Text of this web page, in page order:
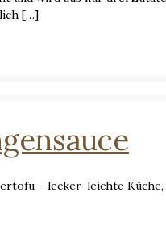
[…]
– lecker-leichte Küche,